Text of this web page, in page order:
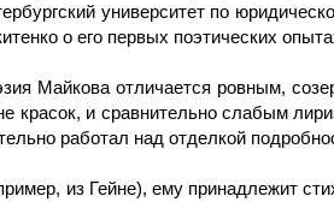
университет по
о его первых поэтических
Майкова отличается ровным,
красок, и сравнительно слабым
работал над отделкой
из Гейне), ему принадлежит